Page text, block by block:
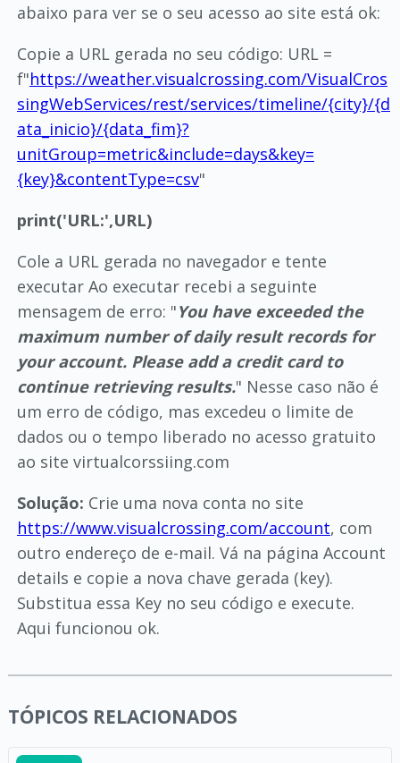
abaixo para ver se o seu acesso ao site está ok:
Copie a URL gerada no seu código: URL =
f"https://weather.visualcrossing.com/VisualCros
singWebServices/rest/services/timeline/{city}/{d
ata_inicio}/{data_fim}?
unitGroup=metric&include=days&key=
{key}&contentType=csv"
print('URL:',URL)
Cole a URL gerada no navegador e tente
executar Ao executar recebi a seguinte
mensagem de erro: "You have exceeded the
maximum number of daily result records for
your account. Please add a credit card to
continue retrieving results." Nesse caso não é
um erro de código, mas excedeu o limite de
dados ou o tempo liberado no acesso gratuito
ao site virtualcorssiing.com
Solução: Crie uma nova conta no site
https://www.visualcrossing.com/account, com
outro endereço de e-mail. Vá na página Account
details e copie a nova chave gerada (key).
Substitua essa Key no seu código e execute.
Aqui funcionou ok.
TÓPICOS RELACIONADOS